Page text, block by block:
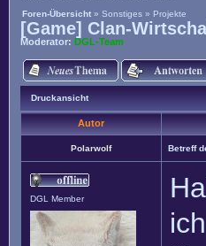
Foren-Übersicht » Sonstiges » Projekte
[Game] Clan-
Moderator: DGL-Team
Druckansicht
Autor
Polarwolf Betreff
DGL Member